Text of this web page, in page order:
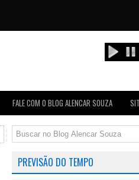
FALE COM O BLOG ALENCAR SOUZA
PREVISÃO DO TEMPO